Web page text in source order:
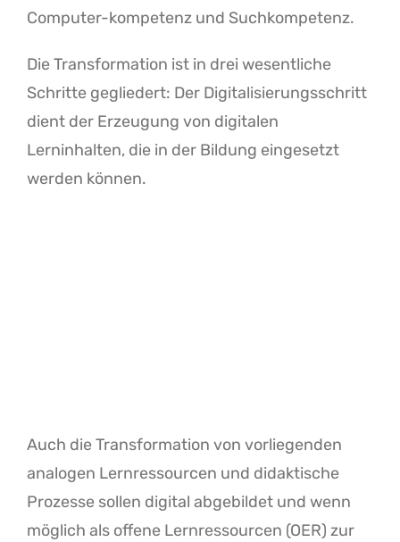
Computer-kompetenz und Suchkompetenz.
Die Transformation ist in drei wesentliche
Schritte gegliedert: Der Digitalisierungsschritt
dient der Erzeugung von digitalen
Lerninhalten, die in der Bildung eingesetzt
werden können.
Auch die Transformation von vorliegenden
analogen Lernressourcen und didaktische
Prozesse sollen digital abgebildet und wenn
möglich als offene Lernressourcen (OER) zur